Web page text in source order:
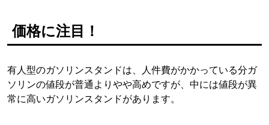
価格に注目！
有人型のガソリンスタンドは、人件費がかかっている分ガ
ソリンの値段が普通よりやや高めですが、中には値段が異
常に高いガソリンスタンドがあります。